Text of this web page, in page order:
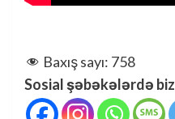
Baxış sayı: 758
Sosial şəbəkələrdə